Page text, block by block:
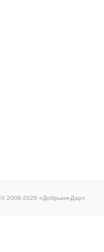
© 2008-2026 «Добрыня-Дар».